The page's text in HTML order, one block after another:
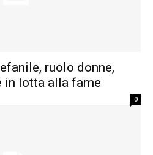
ruolo donne,
in lotta alla fame
0